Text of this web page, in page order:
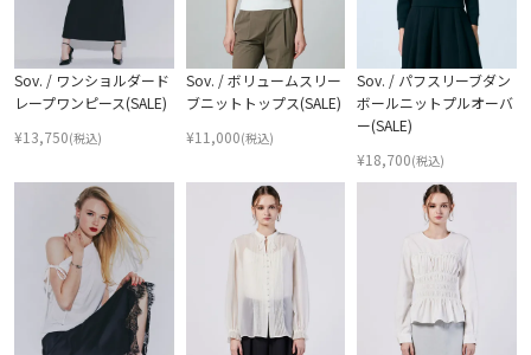
Sov. / ワンショルダード
レープワンピース(SALE)
¥13,750(税込)
Sov. / ボリュームスリー
ブニットトップス(SALE)
¥11,000(税込)
Sov. / パフスリーブダン
ボールニットプルオーバ
ー(SALE)
¥18,700(税込)